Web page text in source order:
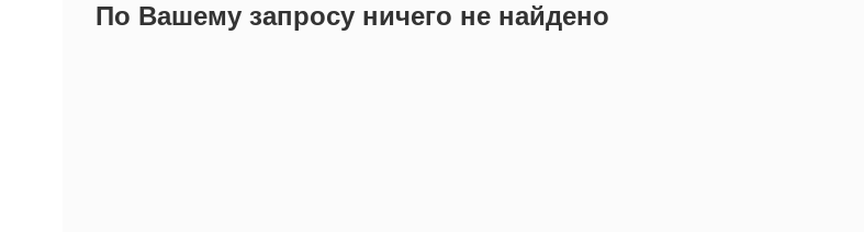
По Вашему запросу ничего не найдено